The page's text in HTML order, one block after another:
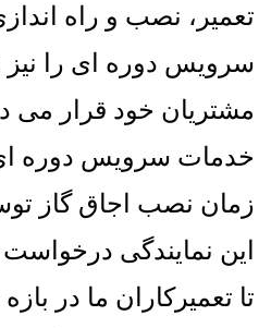
تعمیر، نصب و راه
سرویس دوره ای را
مشتریان خود قرار می
خدمات سرویس دوره
زمان نصب اجاق گاز
این نمایندگی درخواست
تا تعمیرکاران ما در